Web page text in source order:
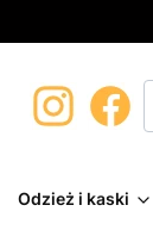
Odzież i kaski